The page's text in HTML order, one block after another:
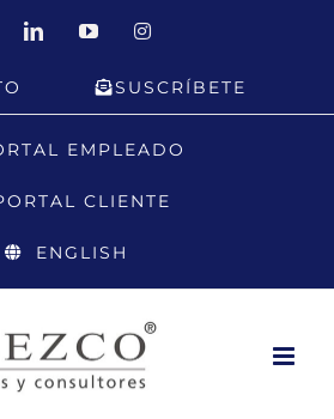
LinkedInYouTubeInstagram
SUSCRÍBETE
EMPLEADO
CLIENTE
ENGLISH